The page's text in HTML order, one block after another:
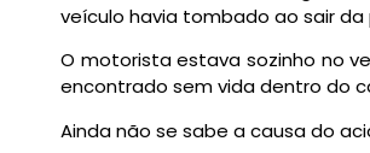
veículo havia tombado ao sair da
O motorista estava sozinho no
encontrado sem vida dentro do
Ainda não se sabe a causa do